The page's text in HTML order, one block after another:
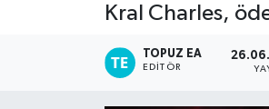
Kral Charles,
TOPUZ EA
EDITÖR